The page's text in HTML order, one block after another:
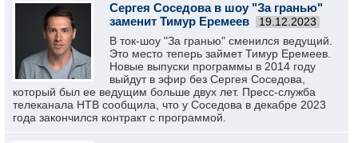
Сергея Соседова в шоу "За гранью"
заменит Тимур Еремеев
19.12.2023
В ток-шоу "За гранью" сменился ведущий.
Это место теперь займет Тимур Еремеев.
Новые выпуски программы в 2014 году
выйдут в эфир без Сергея Соседова,
который был ее ведущим больше двух лет. Пресс-служба
телеканала НТВ сообщила, что у Соседова в декабре 2023
года закончился контракт с программой.